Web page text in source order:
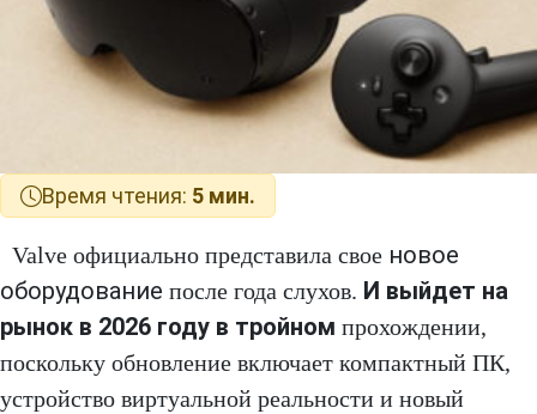
Время чтения: 5 мин.
Valve официально представила свое новое
оборудование после года слухов. И выйдет на
рынок в 2026 году в тройном прохождении,
поскольку обновление включает компактный ПК,
устройство виртуальной реальности и новый